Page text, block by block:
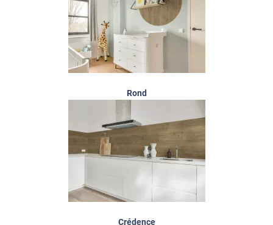
Rond
Crédence